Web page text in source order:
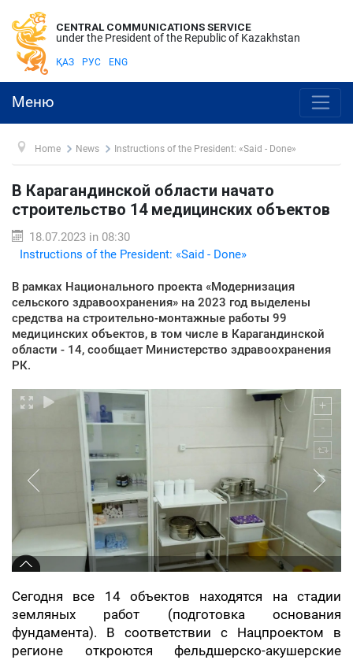
CENTRAL COMMUNICATIONS SERVICE
under the President of the Republic of Kazakhstan
ҚАЗ РУС ENG
Меню
Home News Instructions of the President: «Said - Done»
В Карагандинской области начато
строительство 14 медицинских объектов
18.07.2023 in 08:30
Instructions of the President: «Said - Done»
В рамках Национального проекта «Модернизация
сельского здравоохранения» на 2023 год выделены
средства на строительно-монтажные работы 99
медицинских объектов, в том числе в Карагандинской
области - 14, сообщает Министерство здравоохранения
РК.
Сегодня все 14 объектов находятся на стадии
земляных работ (подготовка основания
фундамента). В соответствии с Нацпроектом в
регионе откроются фельдшерско-акушерские